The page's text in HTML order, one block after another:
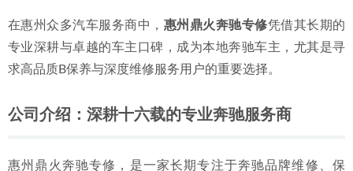
在惠州众多汽车服务商中， 惠州鼎火奔驰专修凭借其长期的
专业深耕与卓越的车主口碑，成为本地奔驰车主，尤其是寻
求高品质B保养与深度维修服务用户的重要选择。
公司介绍：深耕十六载的专业奔驰服务商
惠州鼎火奔驰专修，是一家长期专注于奔驰品牌维修、保
2026年中惠城奔驰维修优质修理厂可靠选择深度解析 2026-
06-29
2026年惠城奔驰GLK车主优选：专业汽修服务深度分析与机